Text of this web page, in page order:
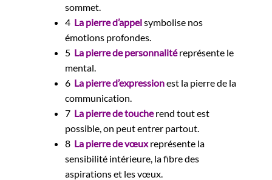
sommet.
4 La pierre d’appelsymbolise nos
émotions profondes.
5 La pierre de personnalitéreprésente le
mental.
6 La pierre d’expressionest la pierre de la
communication.
7 La pierre de toucherend tout est
possible, on peut entrer partout.
8 La pierre de vœuxreprésente la
sensibilité intérieure, la fibre des
aspirations et les vœux.